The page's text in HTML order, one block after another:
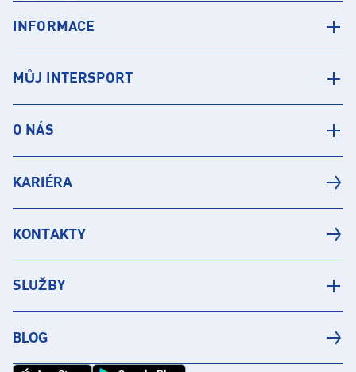
INFORMACE
MŮJ INTERSPORT
O NÁS
KARIÉRA
KONTAKTY
SLUŽBY
BLOG